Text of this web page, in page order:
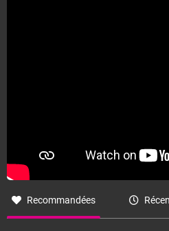
Recommandées